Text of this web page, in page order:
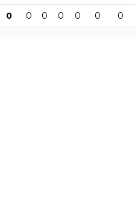
0 0 0 0 0 0 0